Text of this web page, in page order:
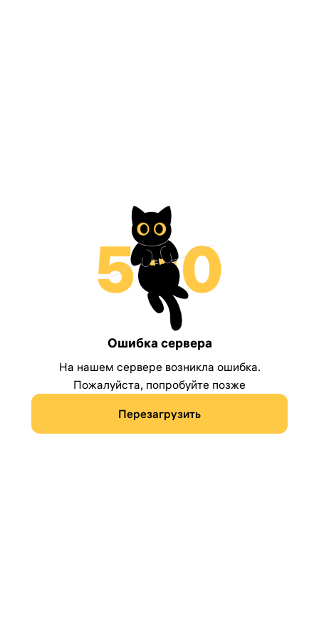
Ошибка сервера
На нашем сервере возникла ошибка.
Пожалуйста, попробуйте позже
Перезагрузить